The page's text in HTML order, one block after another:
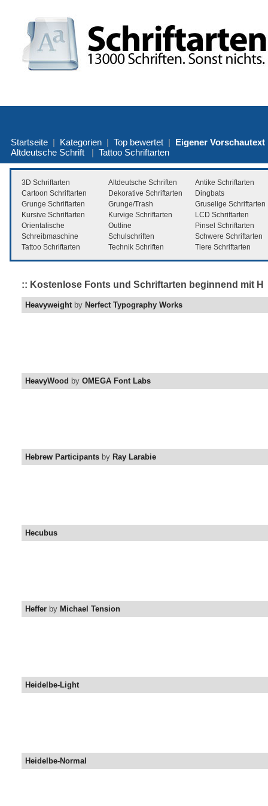
Startseite | Kategorien | Top bewertet | Eigener Vorschautext
Altdeutsche Schrift | Tattoo Schriftarten
3D Schriftarten Altdeutsche Schriften
Antike Schriftarten
Cartoon Schriftarten
Dekorative Schriftarten
Dingbats
Grunge Schriftarten
Grunge/Trash
Gruselige Schriftarten
Kursive Schriftarten
Kurvige Schriftarten
LCD Schriftarten
Orientalische
Outline
Pinsel Schriftarten
Schreibmaschine
Schulschriften
Schwere Schriftarten
Tattoo Schriftarten
Technik Schriften Tiere Schriftarten
:: Kostenlose Fonts und Schriftarten beginnend mit H
Heavyweightby Nerfect Typography Works
HeavyWood by OMEGA Font Labs
Hebrew Participants by Ray Larabie
Hecubus
Heffer by Michael Tension
Heidelbe-Light
Heidelbe-Normal